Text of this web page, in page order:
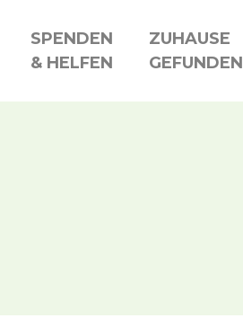
SPENDEN
& HELFEN
ZUHAUSE
GEFUNDEN